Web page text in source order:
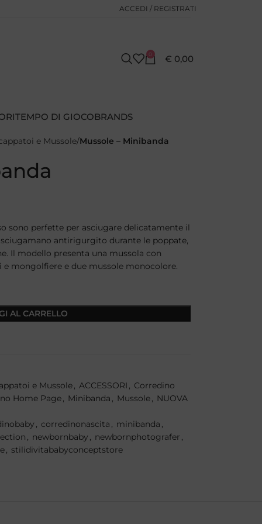
ACCEDI / REGISTRATI
0 € 0,00
TEMPO DI GIOCOBRANDS
e Mussole Mussole – Minibanda
sono perfette per asciugare delicatamente il
antirigurgito durante le poppate,
Il modello presenta una mussola con
mongolfiere e due mussole monocolore.
AL CARRELLO
e Mussole, ACCESSORI , Corredino
Home Page, Minibanda , Mussole, NUOVA
, corredinonascita , minibanda ,
, newbornbaby , newbornphotografer ,
, stilidivitababyconceptstore